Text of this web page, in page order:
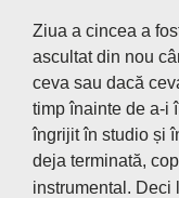
Ziua a cincea a
ascultat din nou
ceva sau dacă
timp înainte de a-i
îngrijit în studio și
deja terminată,
instrumental. Deci